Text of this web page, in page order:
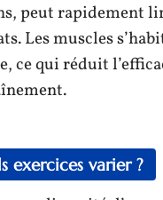
peut rapidement
Les muscles
ce qui réduit
exercices varier ?